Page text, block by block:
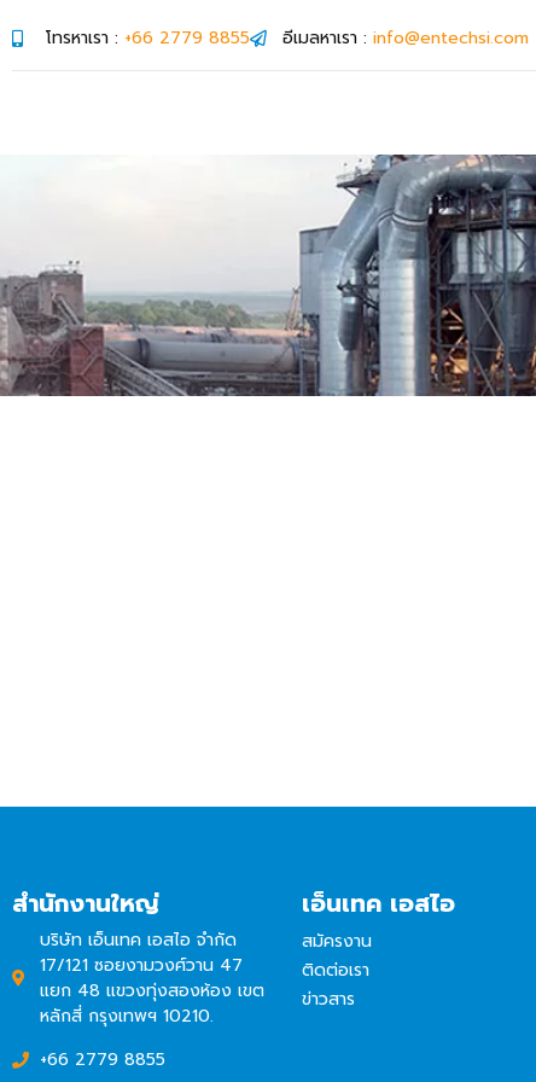
โทรหาเรา : +66 2779 8855 อีเมลหาเรา : info@entechsi.com
สำนักงานใหญ่
บริษัท เอ็นเทค เอสไอ จำกัด
17/121 ซอยงามวงศ์วาน 47
แยก 48 แขวงทุ่งสองห้อง เขต
หลักสี่ กรุงเทพฯ 10210.
+66 2779 8855
เอ็นเทค เอสไอ
สมัครงาน
ติดต่อเรา
ข่าวสาร